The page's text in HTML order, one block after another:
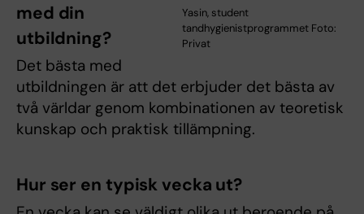
Yasin, student
tandhygienistprogrammet Foto:
Privat
med din
utbildning?
Det bästa med
utbildningen är att det erbjuder det bästa av
två världar genom kombinationen av teoretisk
kunskap och praktisk tillämpning.
Hur ser en typisk vecka ut?